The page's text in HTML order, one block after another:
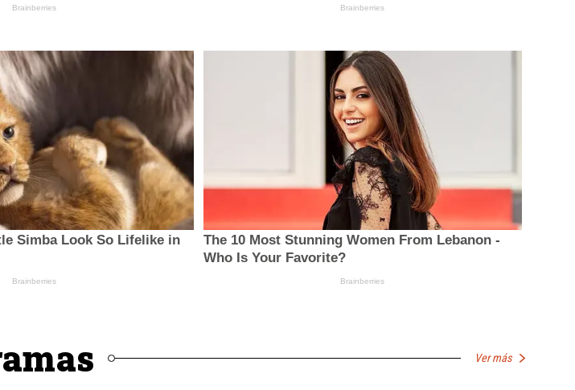
Ver más